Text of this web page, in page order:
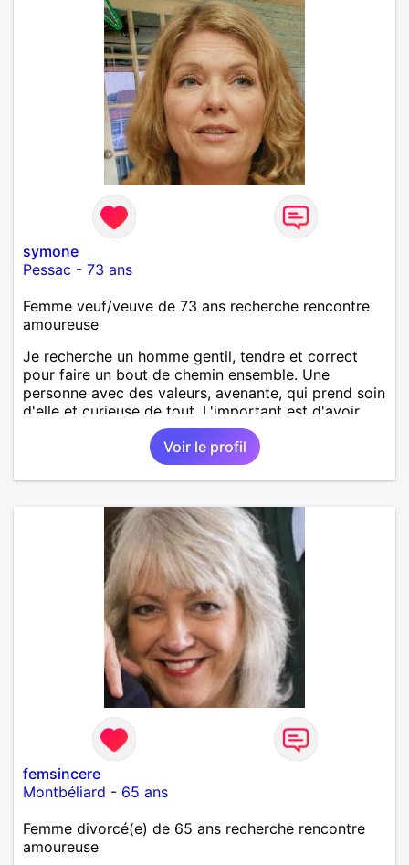
symone
Pessac - 73 ans
Femme veuf/veuve de 73 ans recherche rencontre
amoureuse
Je recherche un homme gentil, tendre et correct
pour faire un bout de chemin ensemble. Une
personne avec des valeurs, avenante, qui prend soin
d'elle et curieuse de tout. L'important est d'avoir
une complicité de tous les instants. Je suis prête de
nouveau a faire confiance mais avec des limites. Au
plaisir de vous lire et essayez de répondre !
Voir le profil
femsincere
Montbéliard - 65 ans
Femme divorcé(e) de 65 ans recherche rencontre
amoureuse